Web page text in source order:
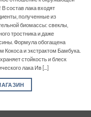
В состав лака входят
полученные из
биомассы: свеклы,
тростника и даже
Формула обогащена
Кокоса и экстрактом Бамбука.
стойкость и блеск
лака Ив [...]